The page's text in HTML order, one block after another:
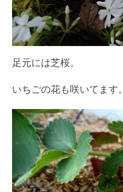
足元には芝桜。
いちごの花も咲いてます。